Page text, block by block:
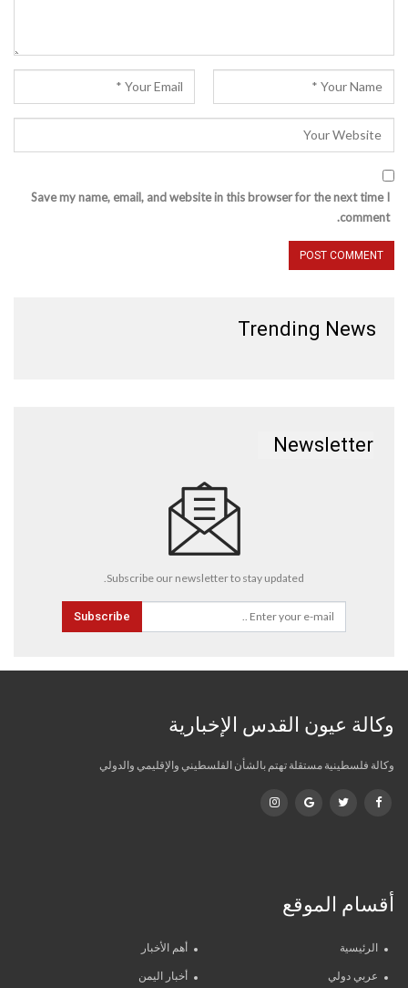
Save my name, email, and website in this browser for the next time I
comment.
Trending News
Newsletter
Subscribe our newsletter to stay updated.
Subscribe
وكالة عيون القدس الإخبارية
وكالة فلسطينية مستقلة تهتم بالشأن الفلسطيني والإقليمي والدولي
أقسام الموقع
الرئيسية أهم الأخبار
عربي دولي أخبار اليمن